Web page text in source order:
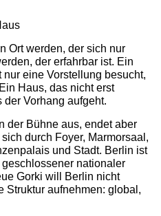
Ort werden, der sich nur
der erfahrbar ist. Ein
nur eine Vorstellung besucht,
Haus, das nicht erst
Vorhang aufgeht.
der Bühne aus, endet aber
durch Foyer, Marmorsaal,
und Stadt. Berlin ist
nationaler
Gorki will Berlin nicht
Struktur aufnehmen: global,